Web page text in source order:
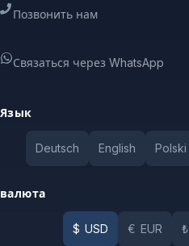
Позвонить нам
Связаться через WhatsApp
Язык
Deutsch English Polski
валюта
$ USD € EUR ₺